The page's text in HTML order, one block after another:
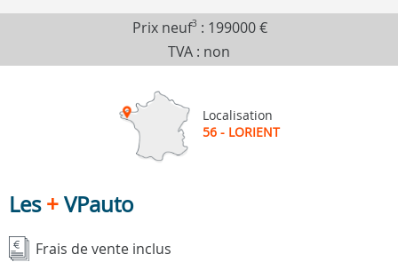
Prix neuf3 : 199000 €
TVA : non
Localisation
56 - LORIENT
Les+VPauto
Frais de vente inclus